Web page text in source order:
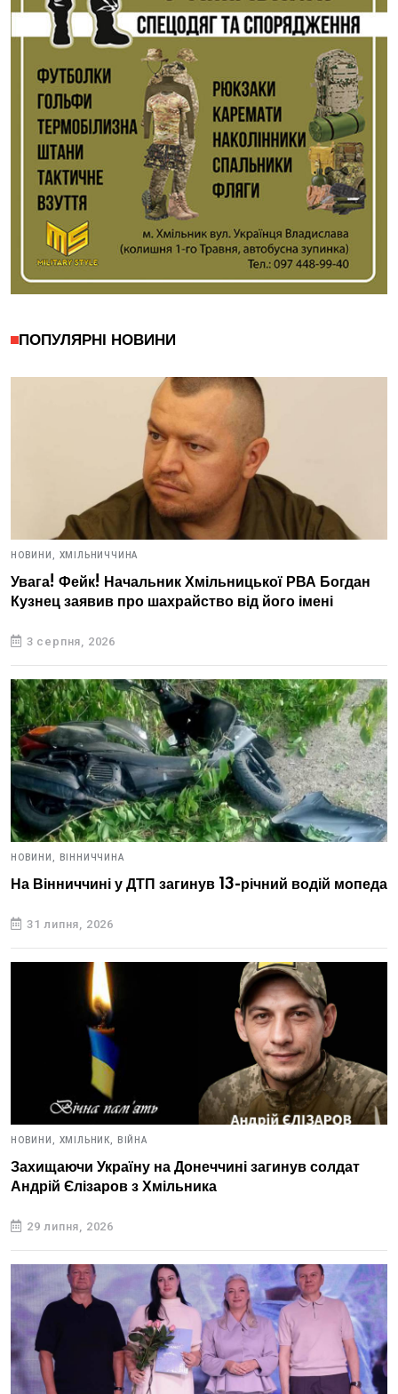
ПОПУЛЯРНІ НОВИНИ
НОВИНИ, ХМІЛЬНИЧЧИНА
Увага! Фейк! Начальник Хмільницької РВА Богдан
Кузнец заявив про шахрайство від його імені
3 серпня, 2026
НОВИНИ, ВІННИЧЧИНА
На Вінниччині у ДТП загинув 13-річний водій мопеда
31 липня, 2026
НОВИНИ, ХМІЛЬНИК, ВІЙНА
Захищаючи Україну на Донеччині загинув солдат
Андрій Єлізаров з Хмільника
29 липня, 2026